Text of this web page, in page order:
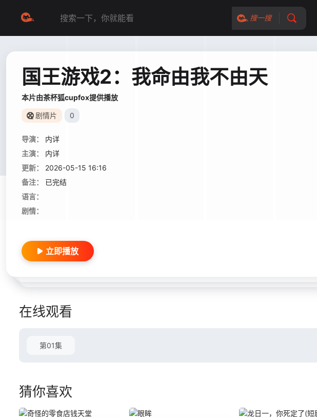
搜一搜
国王游戏2：我命由我不由天
本片由茶杯狐cupfox提供播放
剧情片 0
导演：
内详
主演：
内详
更新：
2026-05-15 16:16
备注：
已完结
语言：
剧情：
立即播放
在线观看
第01集
猜你喜欢